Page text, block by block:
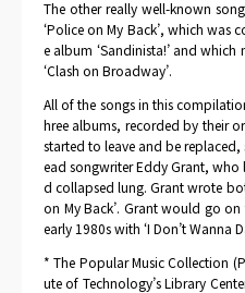
The other really well-known
‘Police on My Back’, which was
e album ‘Sandinista!’ and
‘Clash on Broadway’.
All of the songs in this
hree albums, recorded by their
started to leave and be
ead songwriter Eddy Grant, who
d collapsed lung. Grant wrote
on My Back’. Grant would go
early 1980s with ‘I Don’t Wanna
* The Popular Music Collection
ute of Technology’s Library